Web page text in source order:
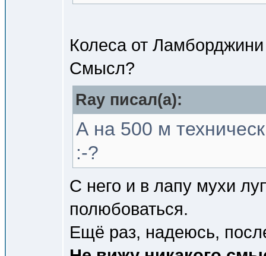
Колеса от
Смысл?
Ray писал(a):
А на 500 м
:-?
С него и в лапу мухи
полюбоваться.
Ещё раз, надеюсь,